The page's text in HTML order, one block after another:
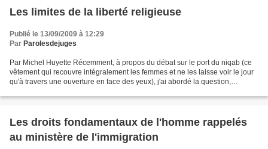
Les limites de la liberté religieuse
Publié le 13/09/2009 à 12:29
Par Parolesdejuges
Par Michel Huyette Récemment, à propos du débat sur le port du niqab (ce
vêtement qui recouvre intégralement les femmes et ne les laisse voir le jour
qu'à travers une ouverture en face des yeux), j'ai abordé la question,
Les droits fondamentaux de l'homme rappelés
au ministère de l'immigration